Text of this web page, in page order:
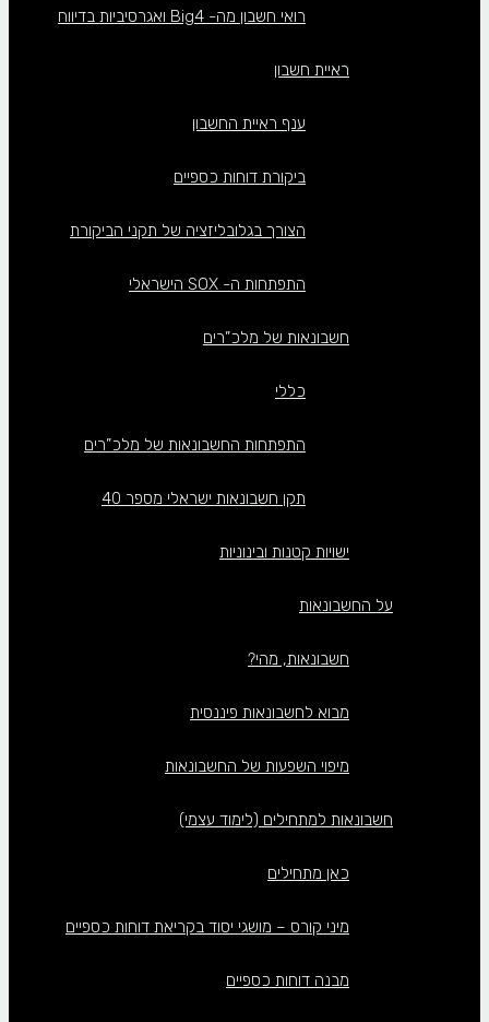
רואי חשבון מה- Big4 ואגרסיביות בדיווח
ראיית חשבון
ענף ראיית החשבון
ביקורת דוחות כספיים
הצורך בגלובליזציה של תקני הביקורת
התפתחות ה- SOX הישראלי
חשבונאות של מלכ”רים
כללי
התפתחות החשבונאות של מלכ”רים
תקן חשבונאות ישראלי מספר 40
ישויות קטנות ובינוניות
על החשבונאות
חשבונאות, מהי?
מבוא לחשבונאות פיננסית
מיפוי השפעות של החשבונאות
חשבונאות למתחילים (לימוד עצמי)
כאן מתחילים
מיני קורס – מושגי יסוד בקריאת דוחות כספיים
מבנה דוחות כספיים